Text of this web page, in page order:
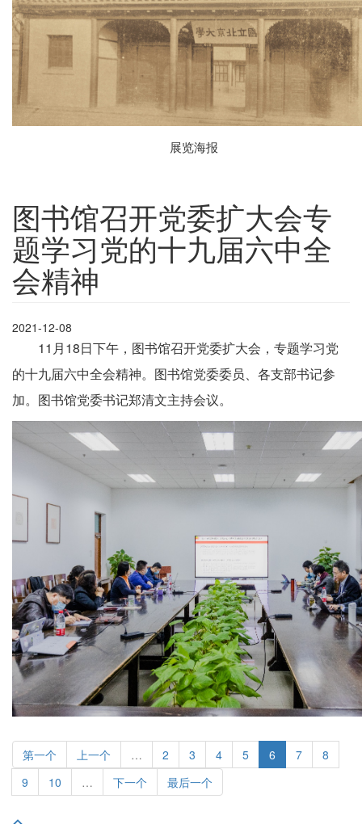
展览海报
图书馆召开党委扩大会专
题学习党的十九届六中全
会精神
2021-12-08
11月18日下午，图书馆召开党委扩大会，专题学习党
的十九届六中全会精神。图书馆党委委员、各支部书记参
加。图书馆党委书记郑清文主持会议。
第一个 上一个 … 2 3 4 5 6 7
8
9
10 … 下一个 最后一个